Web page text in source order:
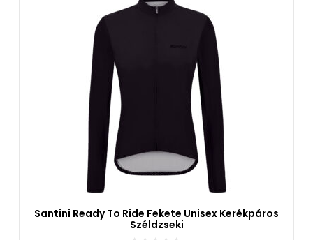
Santini Ready To Ride Fekete Unisex Kerékpáros
Széldzseki